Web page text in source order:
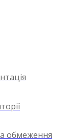
обмеження